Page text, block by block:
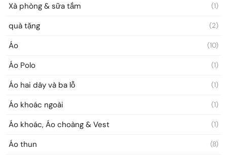
Xà phòng & sữa tắm (1)
quà tặng (2)
Áo (10)
Áo Polo (1)
Áo hai dây và ba lỗ (1)
Áo khoác ngoài (1)
Áo khoác, Áo choàng & Vest (1)
Áo thun (8)